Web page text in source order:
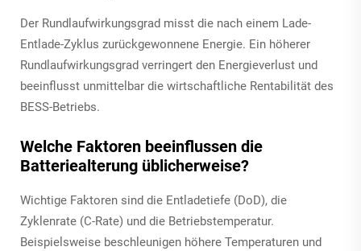
Der Rundlaufwirkungsgrad misst die nach einem Lade-
Entlade-Zyklus zurückgewonnene Energie. Ein höherer
Rundlaufwirkungsgrad verringert den Energieverlust und
beeinflusst unmittelbar die wirtschaftliche Rentabilität des
BESS-Betriebs.
Welche Faktoren beeinflussen die
Batteriealterung üblicherweise?
Wichtige Faktoren sind die Entladetiefe (DoD), die
Zyklenrate (C-Rate) und die Betriebstemperatur.
Beispielsweise beschleunigen höhere Temperaturen und